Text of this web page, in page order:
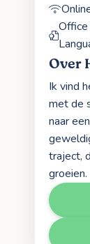
Office
Over
Ik vind
met de
naar
traject,
groeien.